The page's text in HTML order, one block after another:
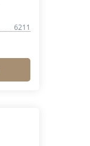
6211